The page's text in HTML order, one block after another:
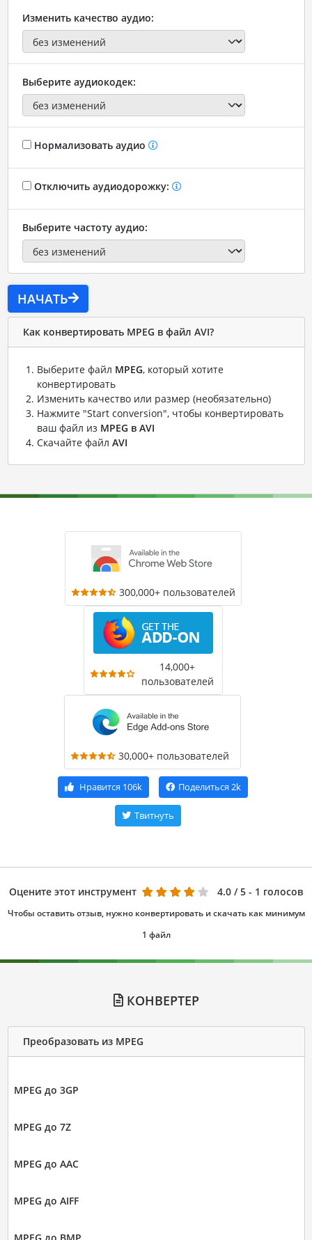
Изменить качество аудио:
Выберите аудиокодек:
Нормализовать аудио
Отключить аудиодорожку:
Выберите частоту аудио:
НАЧАТЬ
Как конвертировать MPEG в файл AVI?
Выберите файл MPEG, который хотите
конвертировать
Изменить качество или размер (необязательно)
Нажмите "Start conversion", чтобы конвертировать
ваш файл из MPEG в AVI
Скачайте файл AVI
300,000+ пользователей
14,000+
пользователей
30,000+ пользователей
Нравится 106k Поделиться 2k
Твитнуть
Оцените этот инструмент 4.0 / 5 - 1 голосов
Чтобы оставить отзыв, нужно конвертировать и скачать как минимум
1 файл
КОНВЕРТЕР
Преобразовать из MPEG
MPEG до 3GP
MPEG до 7Z
MPEG до AAC
MPEG до AIFF